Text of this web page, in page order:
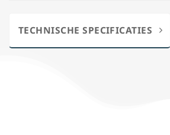
TECHNISCHE SPECIFICATIES